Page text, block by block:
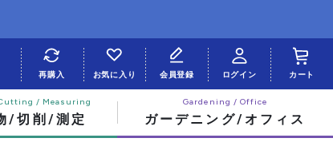
/切削/測定 ガーデニング/オフィス
再購入 お気に入り 会員登録 ログイン カート